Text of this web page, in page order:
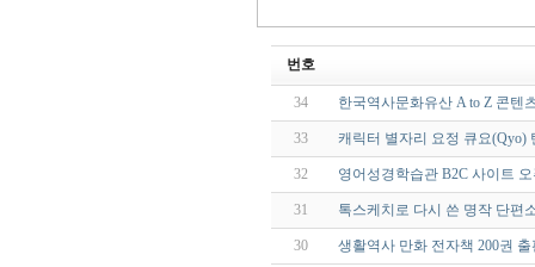
번호
34 한국역사문화유산 A to Z 콘
33 캐릭터 별자리 요정 큐요(Qyo)
32 영어성경학습관 B2C 사이트
31 톡스케치로 다시 쓴 명작 단편
30 생활역사 만화 전자책 200권